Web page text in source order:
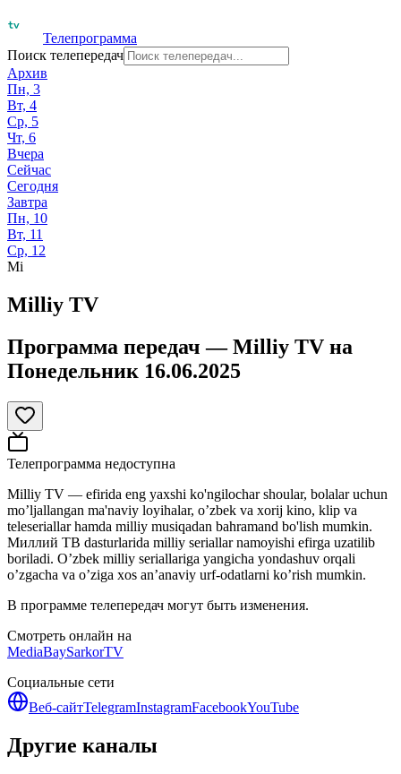
Телепрограмма
Поиск телепередач
Архив
Пн, 3
Вт, 4
Ср, 5
Чт, 6
Вчера
Сейчас
Сегодня
Завтра
Пн, 10
Вт, 11
Ср, 12
Mi
Milliy TV
Программа передач —Milliy TV на
Понедельник 16.06.2025
Телепрограмма недоступна
Milliy TV — efirida eng yaxshi ko'ngilochar shoular, bolalar uchun
mo’ljallangan ma'naviy loyihalar, o’zbek va xorij kino, klip va
teleseriallar hamda milliy musiqadan bahramand bo'lish mumkin.
Миллий ТВ dasturlarida milliy seriallar namoyishi efirga uzatilib
boriladi. O’zbek milliy seriallariga yangicha yondashuv orqali
o’zgacha va o’ziga xos an’anaviy urf-odatlarni ko’rish mumkin.
В программе телепередач могут быть изменения.
Смотреть онлайн на
MediaBaySarkorTV
Социальные сети
Веб-сайтTelegramInstagramFacebookYouTube
Другие каналы